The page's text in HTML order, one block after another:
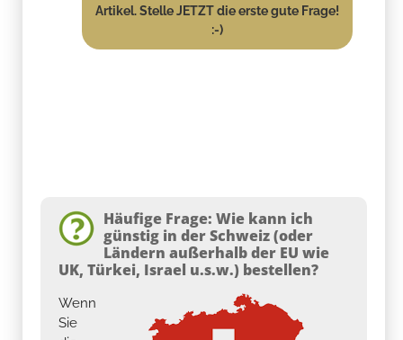
Artikel. Stelle JETZT die erste gute Frage!
:-)
Häufige Frage: Wie kann ich
günstig in der Schweiz (oder
Ländern außerhalb der EU wie
UK, Türkei, Israel u.s.w.) bestellen?
Wenn
Sie